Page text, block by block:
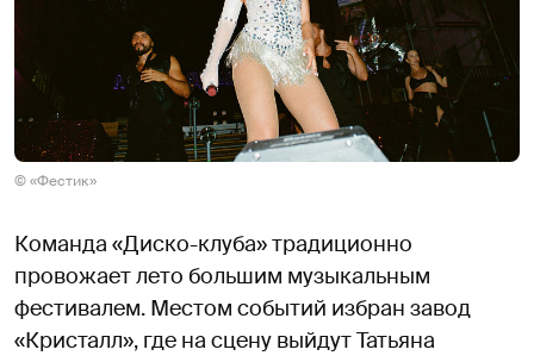
© «Фестик»
Команда «Диско-клуба» традиционно
провожает лето большим музыкальным
фестивалем. Местом событий избран завод
«Кристалл», где на сцену выйдут Татьяна